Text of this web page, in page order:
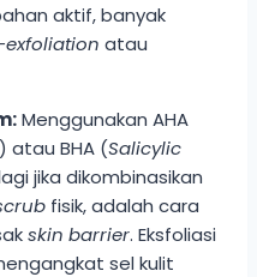
aktif, banyak
atau
Menggunakan AHA
) atau BHA (Salicylic
jika dikombinasikan
fisik, adalah cara
skin barrier. Eksfoliasi
sel kulit